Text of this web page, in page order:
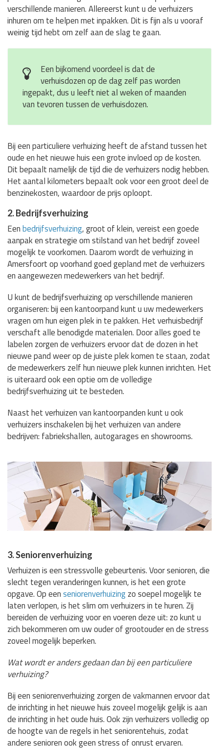
verschillende manieren. Allereerst kunt u de verhuizers
inhuren om te helpen met inpakken. Dit is fijn als u vooraf
weinig tijd hebt om zelf aan de slag te gaan.
Een bijkomend voordeel is dat de
verhuisdozen op de dag zelf pas worden
ingepakt, dus u leeft niet al weken of maanden
van tevoren tussen de verhuisdozen.
Bij een particuliere verhuizing heeft de afstand tussen het
oude en het nieuwe huis een grote invloed op de kosten.
Dit bepaalt namelijk de tijd die de verhuizers nodig hebben.
Het aantal kilometers bepaalt ook voor een groot deel de
benzinekosten, waardoor de prijs oploopt.
2. Bedrijfsverhuizing
Eenbedrijfsverhuizing, groot of klein, vereist een goede
aanpak en strategie om stilstand van het bedrijf zoveel
mogelijk te voorkomen. Daarom wordt de verhuizing in
Amersfoort op voorhand goed gepland met de verhuizers
en aangewezen medewerkers van het bedrijf.
U kunt de bedrijfsverhuizing op verschillende manieren
organiseren: bij een kantoorpand kunt u uw medewerkers
vragen om hun eigen plek in te pakken. Het verhuisbedrijf
verschaft alle benodigde materialen. Door alles goed te
labelen zorgen de verhuizers ervoor dat de dozen in het
nieuwe pand weer op de juiste plek komen te staan, zodat
de medewerkers zelf hun nieuwe plek kunnen inrichten. Het
is uiteraard ook een optie om de volledige
bedrijfsverhuizing uit te besteden.
Naast het verhuizen van kantoorpanden kunt u ook
verhuizers inschakelen bij het verhuizen van andere
bedrijven: fabriekshallen, autogarages en showrooms.
3. Seniorenverhuizing
Verhuizen is een stressvolle gebeurtenis. Voor senioren, die
slecht tegen veranderingen kunnen, is het een grote
opgave. Op eenseniorenverhuizingzo soepel mogelijk te
laten verlopen, is het slim om verhuizers in te huren. Zij
bereiden de verhuizing voor en voeren deze uit: zo kunt u
zich bekommeren om uw ouder of grootouder en de stress
zoveel mogelijk beperken.
Wat wordt er anders gedaan dan bij een particuliere
verhuizing?
Bij een seniorenverhuizing zorgen de vakmannen ervoor dat
de inrichting in het nieuwe huis zoveel mogelijk gelijk is aan
de inrichting in het oude huis. Ook zijn verhuizers volledig op
de hoogte van de regels in het seniorentehuis, zodat
andere senioren ook geen stress of onrust ervaren.